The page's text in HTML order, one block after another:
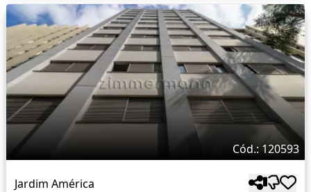
Cód.: 120593
Jardim América